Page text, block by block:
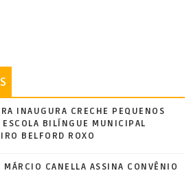
INAUGURA CRECHE PEQUENOS
ESCOLA BILÍNGUE MUNICIPAL
BELFORD ROXO
MÁRCIO CANELLA ASSINA CONVÊNIO